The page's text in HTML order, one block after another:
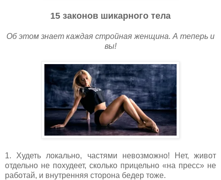
15 законов шикарного тела
Об этом знает каждая стройная женщина. А теперь и
вы!
1. Худеть локально, частями невозможно! Нет, живот
отдельно не похудеет, сколько прицельно «на пресс» не
работай, и внутренняя сторона бедер тоже.